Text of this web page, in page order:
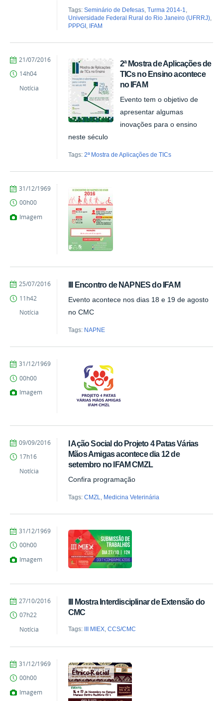
Tags:Seminário de Defesas ,Turma 2014-1
Universidade Federal Rural do Rio Janeiro (UFRRJ)
PPPGI IFAM
2ª Mostra de Aplicações de
TICs no Ensino acontece
no IFAM
Evento tem o objetivo de
apresentar algumas
inovações para o ensino
neste século
Tags:2ª Mostra de Aplicações de TICs
by
Barros
Published
21/07/2016
14h04
Notícia
by
Barros
Published
31/12/1969
00h00
Imagem
III Encontro de NAPNES do IFAM
Evento acontece nos dias 18 e 19 de agosto
no CMC
Tags: NAPNE
by
Barros
Published
25/07/2016
11h42
Notícia
by
Barros
Published
31/12/1969
00h00
Imagem
I Ação Social do Projeto 4 Patas Várias
Mãos Amigas acontece dia 12 de
setembro no IFAM CMZL
Confira programação
Tags:CMZL Medicina Veterinária
by
Barros
Published
09/09/2016
17h16
Notícia
by
Published
31/12/1969
00h00
Imagem
III Mostra Interdisciplinar de Extensão do
CMC
Tags: III MIEX,CCS/CMC
by
Published
27/10/2016
07h22
Notícia
by
Published
31/12/1969
00h00
Imagem